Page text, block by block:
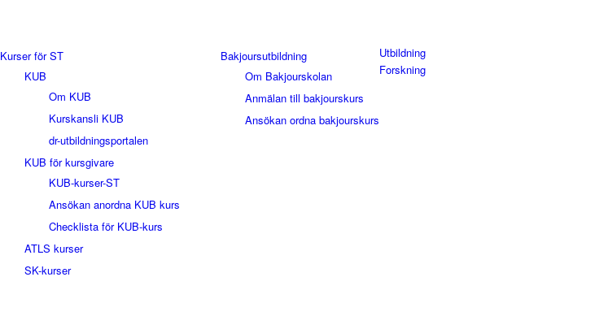
Utbildning
Kurser för ST
KUB
Om KUB
Kurskansli KUB
dr-utbildningsportalen
KUB för kursgivare
KUB-kurser-ST
Ansökan anordna KUB kurs
Checklista för KUB-kurs
ATLS kurser
SK-kurser
Bakjoursutbildning
Om Bakjourskolan
Anmälan till bakjourskurs
Ansökan ordna bakjourskurs
Forskning